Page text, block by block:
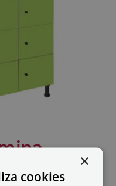
×
cookies